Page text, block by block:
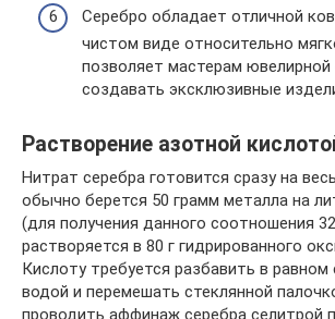
Серебро обладает отличной
чистом виде относительно
позволяет мастерам ювелирной
создавать эксклюзивные
Растворение азотной
Нитрат серебра готовится сразу на
обычно берется 50 грамм металла на
(для получения данного соотношения
растворяется в 80 г гидрированного
Кислоту требуется разбавить в
водой и перемешать стеклянной
проводить аффинаж серебра селитрой